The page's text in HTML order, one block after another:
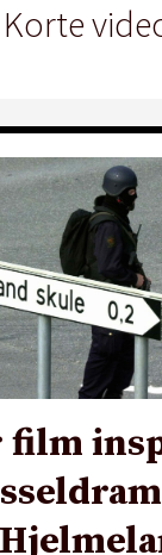
Korte
film